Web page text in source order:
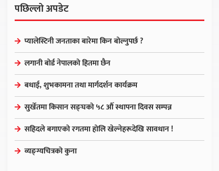
पछिल्लो अपडेट
प्यालेस्टिनी जनताका बारेमा किन बोल्नुपर्छ ?
लगानी बोर्ड नेपालको हितमा छैन
बधाई, शुभकामना तथा मार्गदर्शन कार्यक्रम
सुर्खेतमा किसान सङ्घको ५८ औँ स्थापना दिवस सम्पन्न
सहिदले बगाएको रगतमा होलि खेल्नेहरूदेखि सावधान !
व्यङ्ग्यचित्रको कुना